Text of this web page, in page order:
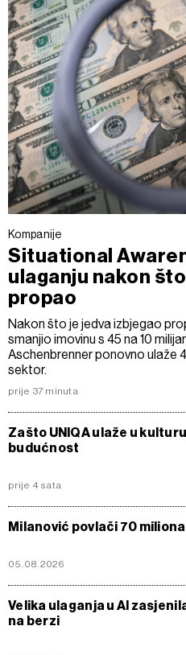
Kompanije
Situational
ulaganju nakon
propao
Nakon što je jedva izbjegao
smanjio imovinu s 45 na 10
Aschenbrenner ponovno ulaže
sektor.
prije 37 minuta
Zašto UNIQA ulaže u
budućnost
prije 4 sata
Milanović povlači 70 miliona
05.08.2026
Velika ulaganja u AI
na berzi